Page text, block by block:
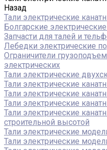
Назад
Тали электрические
Болгарские
Запчасти для талей и
Лебедки электрические
Ограничители
электрических
Тали электрические
Тали электрические
Тали электрические
Тали электрические
Тали электрические
строительной высотой
Тали электрические
Тали электрические